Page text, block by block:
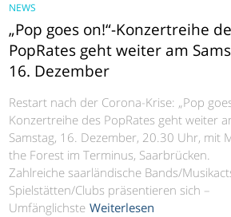
NEWS
„Pop goes on!“-Konzertreihe
PopRates geht weiter am
16. Dezember
Restart nach der Corona-Krise: „Pop
Konzertreihe des PopRates geht weiter
Samstag, 16. Dezember, 20.30 Uhr, mit
the Forest im Terminus, Saarbrücken.
Zahlreiche saarländische Bands/
Spielstätten/Clubs präsentieren sich –
Umfänglichste Weiterlesen